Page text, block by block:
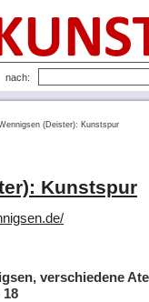
nach:
(Deister): Kunstspur
Kunstspur
verschiedene
18